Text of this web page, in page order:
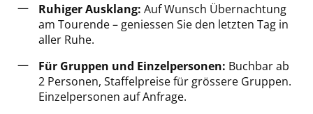
Ruhiger Ausklang: Auf Wunsch Übernachtung
am Tourende – geniessen Sie den letzten Tag in
aller Ruhe.
Für Gruppen und Einzelpersonen: Buchbar ab
2 Personen, Staffelpreise für grössere Gruppen.
Einzelpersonen auf Anfrage.